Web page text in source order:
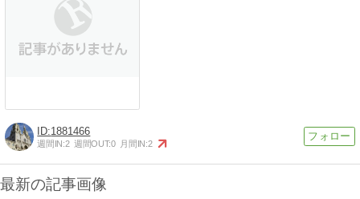
1881466
週間IN:2 週間OUT:0 月間IN:2
最新の記事画像